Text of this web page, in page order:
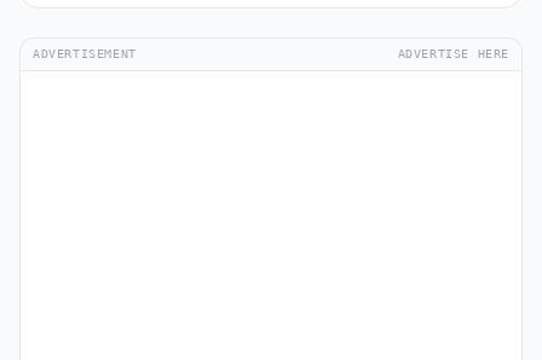
ADVERTISEMENT ADVERTISE HERE